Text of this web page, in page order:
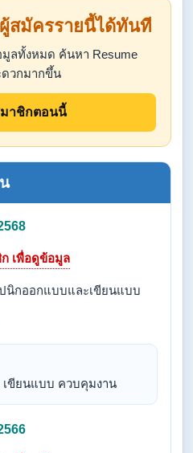
สมัครรายนี้ได้ทันที
ลทั้งหมด ค้นหา Resume
วกมากขึ้น
าชิกตอนนี้
เพื่อดูข้อมูล
นิกออกแบบและเขียนแบบ
ขียนแบบ ควบคุมงาน